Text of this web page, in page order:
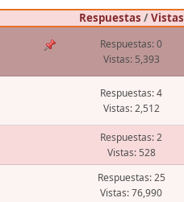
Respuestas /Vistas
Respuestas: 0
Vistas: 5,393
Respuestas: 4
Vistas: 2,512
Respuestas: 2
Vistas: 528
Respuestas: 25
Vistas: 76,990